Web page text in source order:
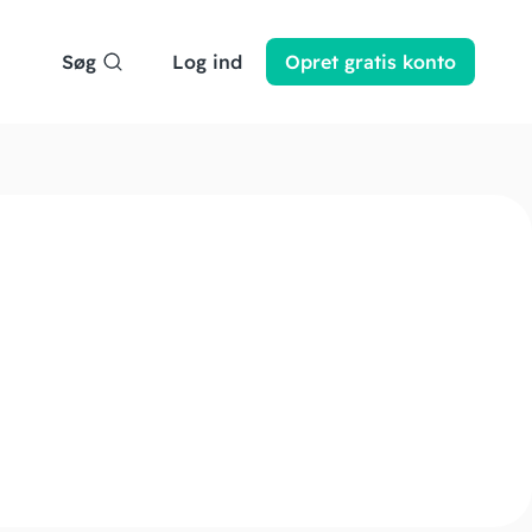
Søg Log ind Opret gratis konto